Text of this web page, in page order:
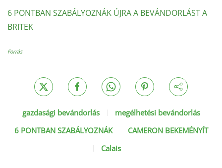
6 PONTBAN SZABÁLYOZNÁK ÚJRA A BEVÁNDORLÁST A
BRITEK
Forrás
gazdasági bevándorlás
megélhetési bevándorlás
6 PONTBAN SZABÁLYOZNÁK
CAMERON BEKEMÉNYÍT
Calais